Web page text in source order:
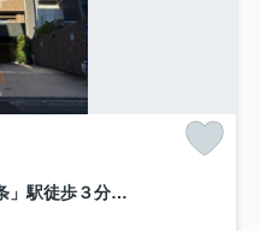
収益物件◆京都市営地下鉄「四条」駅徒歩３分◆3沿線利用可能◆アスヴェル京都四条烏丸